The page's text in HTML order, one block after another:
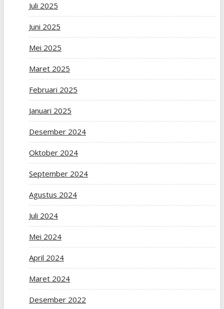
Juli 2025
Juni 2025
Mei 2025
Maret 2025
Februari 2025
Januari 2025
Desember 2024
Oktober 2024
September 2024
Agustus 2024
Juli 2024
Mei 2024
April 2024
Maret 2024
Desember 2022